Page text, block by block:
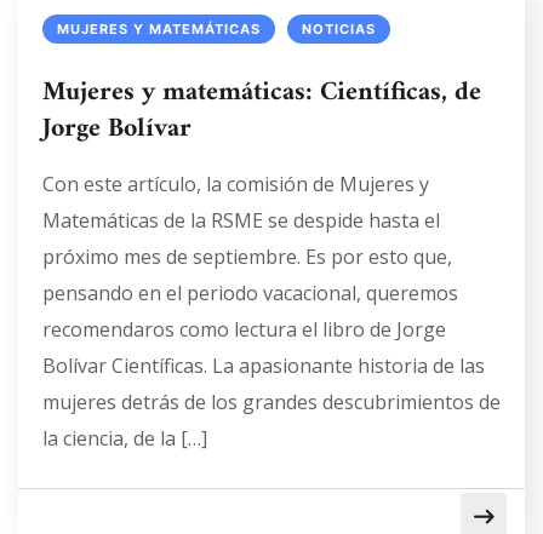
MUJERES Y MATEMÁTICAS NOTICIAS
Mujeres y matemáticas: Científicas, de
Jorge Bolívar
Con este artículo, la comisión de Mujeres y
Matemáticas de la RSME se despide hasta el
próximo mes de septiembre. Es por esto que,
pensando en el periodo vacacional, queremos
recomendaros como lectura el libro de Jorge
Bolívar Científicas. La apasionante historia de las
mujeres detrás de los grandes descubrimientos de
la ciencia, de la […]